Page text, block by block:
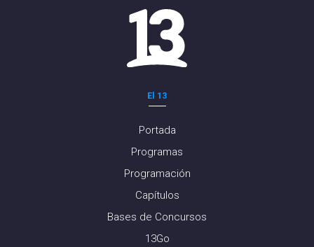
El 13
Portada
Programas
Programación
Capítulos
Bases de Concursos
13Go